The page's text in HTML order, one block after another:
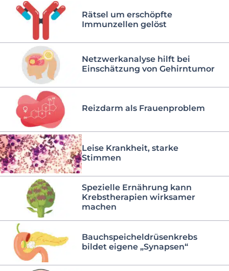
Rätsel um erschöpfte
Immunzellen gelöst
Netzwerkanalyse hilft bei
Einschätzung von Gehirntumor
Reizdarm als Frauenproblem
Leise Krankheit, starke
Stimmen
Spezielle Ernährung kann
Krebstherapien wirksamer
machen
Bauchspeicheldrüsenkrebs
bildet eigene „Synapsen“